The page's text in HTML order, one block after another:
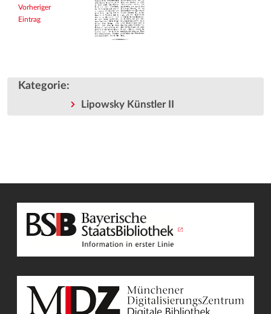
Vorheriger
Eintrag
Kategorie:
Lipowsky Künstler II